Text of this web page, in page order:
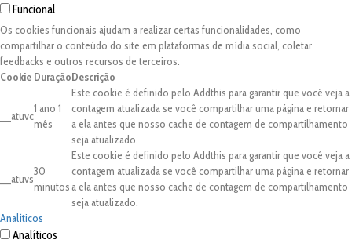
Funcional
Os cookies funcionais ajudam a realizar certas funcionalidades, como
compartilhar o conteúdo do site em plataformas de mídia social, coletar
feedbacks e outros recursos de terceiros.
Cookie DuraçãoDescrição
__atuvc
1 ano 1
mês
Este cookie é definido pelo Addthis para garantir que você veja a
contagem atualizada se você compartilhar uma página e retornar
a ela antes que nosso cache de contagem de compartilhamento
seja atualizado.
__atuvs
30
minutos
Este cookie é definido pelo Addthis para garantir que você veja a
contagem atualizada se você compartilhar uma página e retornar
a ela antes que nosso cache de contagem de compartilhamento
seja atualizado.
Analíticos
Analíticos